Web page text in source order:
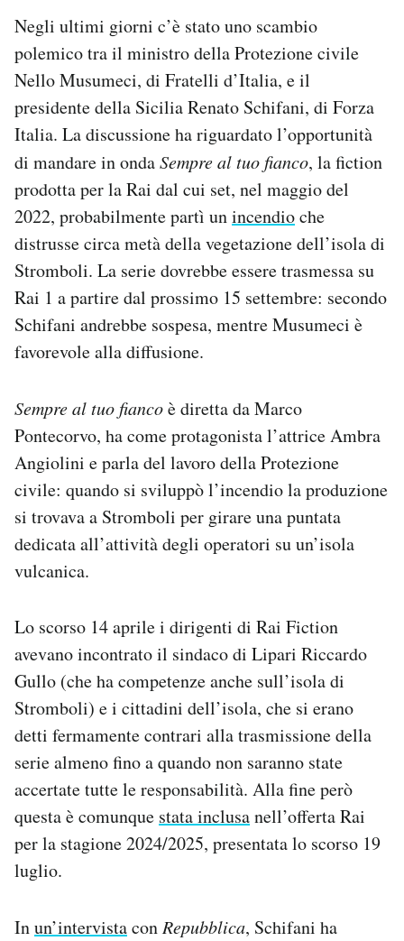
Newsletter
Notifiche mobile
Regala il Post
Hai bisogno di aiuto?
Esci
Negli ultimi giorni c’è stato uno scambio
polemico tra il ministro della Protezione civile
Nello Musumeci, di Fratelli d’Italia, e il
presidente della Sicilia Renato Schifani, di Forza
Italia. La discussione ha riguardato l’opportunità
di mandare in ondaSempre al tuo fianco, la fiction
prodotta per la Rai dal cui set, nel maggio del
2022, probabilmente partì unincendioche
distrusse circa metà della vegetazione dell’isola di
Stromboli. La serie dovrebbe essere trasmessa su
Rai 1 a partire dal prossimo 15 settembre: secondo
Schifani andrebbe sospesa, mentre Musumeci è
favorevole alla diffusione.
Sempre al tuo fiancoè diretta da Marco
Pontecorvo, ha come protagonista l’attrice Ambra
Angiolini e parla del lavoro della Protezione
civile: quando si sviluppò l’incendio la produzione
si trovava a Stromboli per girare una puntata
dedicata all’attività degli operatori su un’isola
vulcanica.
Lo scorso 14 aprile i dirigenti di Rai Fiction
avevano incontrato il sindaco di Lipari Riccardo
Gullo (che ha competenze anche sull’isola di
Stromboli) e i cittadini dell’isola, che si erano
detti fermamente contrari alla trasmissione della
serie almeno fino a quando non saranno state
accertate tutte le responsabilità. Alla fine però
questa è comunque stata inclusanell’offerta Rai
per la stagione 2024/2025, presentata lo scorso 19
luglio.
Inun’intervistaconRepubblica, Schifani ha